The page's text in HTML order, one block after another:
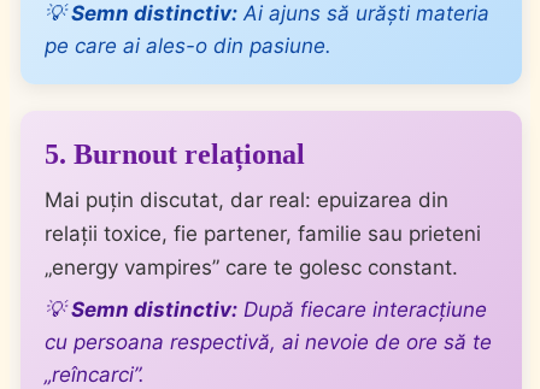
💡Semn distinctiv: Ai ajuns să urăști materia
pe care ai ales-o din pasiune.
5. Burnout relațional
Mai puțin discutat, dar real: epuizarea din
relații toxice, fie partener, familie sau prieteni
„energy vampires” care te golesc constant.
💡Semn distinctiv: După fiecare interacțiune
cu persoana respectivă, ai nevoie de ore să te
„reîncarci”.